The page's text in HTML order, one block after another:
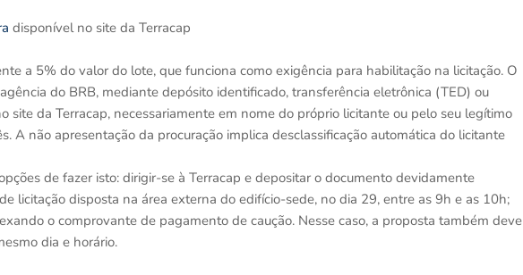
disponível no site da Terracap
a 5% do valor do lote, que funciona como exigência para habilitação na licitação. O
do BRB, mediante depósito identificado, transferência eletrônica (TED) ou
site da Terracap, necessariamente em nome do próprio licitante ou pelo seu legítimo
A não apresentação da procuração implica desclassificação automática do licitante
de fazer isto: dirigir-se à Terracap e depositar o documento devidamente
licitação disposta na área externa do edifício-sede, no dia 29, entre as 9h e as 10h;
o comprovante de pagamento de caução. Nesse caso, a proposta também deve
dia e horário.